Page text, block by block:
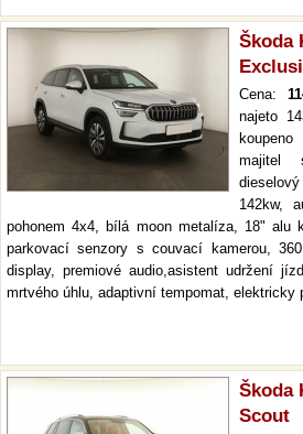
Škoda
Cena:
najeto
majitel
142kw,
pohonem 4x4, bílá moon metalíza, 18" alu
parkovací senzory s couvací kamerou,
display, premiové audio,asistent udržení
mrtvého úhlu, adaptivní tempomat, elektricky
Škoda
Scout